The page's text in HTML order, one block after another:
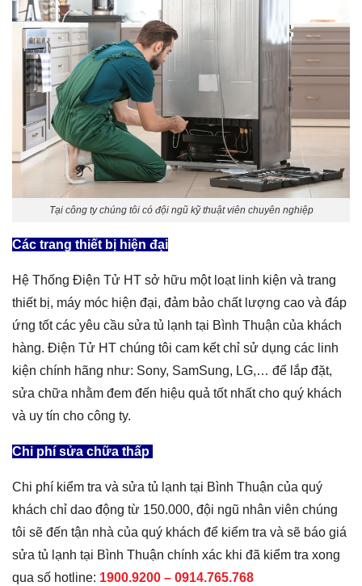
Tại công ty chúng tôi có đội ngũ kỹ thuật viên chuyên nghiệp
Các trang thiết bị hiện đại
Hệ Thống Điện Tử HT sở hữu một loạt linh kiện và trang
thiết bị, máy móc hiện đại, đảm bảo chất lượng cao và đáp
ứng tốt các yêu cầu sửa tủ lạnh tại Bình Thuận của khách
hàng. Điện Tử HT chúng tôi cam kết chỉ sử dụng các linh
kiện chính hãng như: Sony, SamSung, LG,… để lắp đặt,
sửa chữa nhằm đem đến hiệu quả tốt nhất cho quý khách
và uy tín cho công ty.
Chi phí sửa chữa thấp
Chi phí kiểm tra và sửa tủ lạnh tại Bình Thuận của quý
khách chỉ dao động từ 150.000, đội ngũ nhân viên chúng
tôi sẽ đến tận nhà của quý khách để kiểm tra và sẽ báo giá
sửa tủ lạnh tại Bình Thuận chính xác khi đã kiểm tra xong
qua số hotline: 1900.9200 – 0914.765.768